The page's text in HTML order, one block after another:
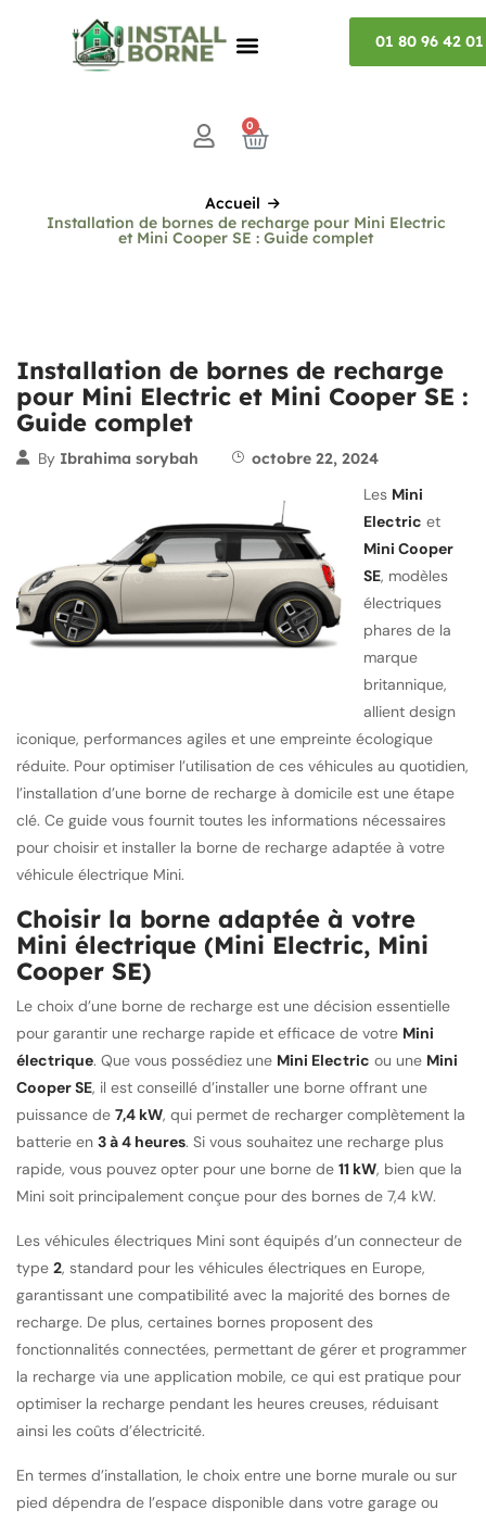
01 80 96 42 01
0
Accueil
Installation de bornes de recharge pour Mini Electric
et Mini Cooper SE : Guide complet
Installation de bornes de recharge
pour Mini Electric et Mini Cooper SE :
Guide complet
By Ibrahima sorybah
octobre 22, 2024
Les Mini
Electric et
Mini Cooper
SE, modèles
électriques
phares de la
marque
britannique,
allient design
iconique, performances agiles et une empreinte écologique
réduite. Pour optimiser l’utilisation de ces véhicules au quotidien,
l’installation d’une borne de recharge à domicile est une étape
clé. Ce guide vous fournit toutes les informations nécessaires
pour choisir et installer la borne de recharge adaptée à votre
véhicule électrique Mini.
Choisir la borne adaptée à votre
Mini électrique (Mini Electric, Mini
Cooper SE)
Le choix d’une borne de recharge est une décision essentielle
pour garantir une recharge rapide et efficace de votre Mini
électrique. Que vous possédiez une Mini Electric ou une Mini
Cooper SE, il est conseillé d’installer une borne offrant une
puissance de 7,4 kW, qui permet de recharger complètement la
batterie en 3 à 4 heures. Si vous souhaitez une recharge plus
rapide, vous pouvez opter pour une borne de 11 kW, bien que la
Mini soit principalement conçue pour des bornes de 7,4 kW.
Les véhicules électriques Mini sont équipés d’un connecteur de
type 2, standard pour les véhicules électriques en Europe,
garantissant une compatibilité avec la majorité des bornes de
recharge. De plus, certaines bornes proposent des
fonctionnalités connectées, permettant de gérer et programmer
la recharge via une application mobile, ce qui est pratique pour
optimiser la recharge pendant les heures creuses, réduisant
ainsi les coûts d’électricité.
En termes d’installation, le choix entre une borne murale ou sur
pied dépendra de l’espace disponible dans votre garage ou